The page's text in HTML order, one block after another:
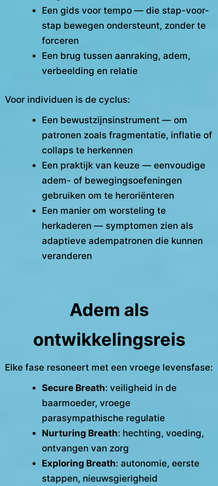
Een gids voor tempo — die stap-voor-
stap bewegen ondersteunt, zonder te
forceren
Een brug tussen aanraking, adem,
verbeelding en relatie
Voor individuen is de cyclus:
Een bewustzijnsinstrument — om
patronen zoals fragmentatie, inflatie of
collaps te herkennen
Een praktijk van keuze — eenvoudige
adem- of bewegingsoefeningen
gebruiken om te heroriënteren
Een manier om worsteling te
herkaderen — symptomen zien als
adaptieve adempatronen die kunnen
veranderen
Adem als
ontwikkelingsreis
Elke fase resoneert met een vroege levensfase:
Secure Breath: veiligheid in de
baarmoeder, vroege
parasympathische regulatie
Nurturing Breath: hechting, voeding,
ontvangen van zorg
Exploring Breath: autonomie, eerste
stappen, nieuwsgierigheid